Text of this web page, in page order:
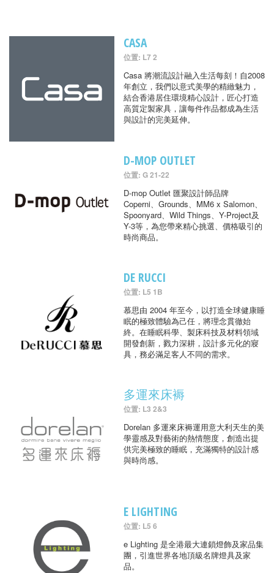
CASA
位置: L7 2
Casa 將潮流設計融入生活每刻！自2008
年創立，我們以意式美學的精緻魅力，
結合香港居住環境精心設計，匠心打造
高質定製家具，讓每件作品都成為生活
與設計的完美延伸。
D-MOP OUTLET
位置: G 21-22
D-mop Outlet 匯聚設計師品牌
Coperni、Grounds、MM6 x Salomon、
Spoonyard、Wild Things、Y-Project及
Y-3等，為您帶來精心挑選、價格吸引的
時尚商品。
DE RUCCI
位置: L5 1B
慕思由 2004 年至今，以打造全球健康睡
眠的極致體驗為己任，將理念貫徹始
終。在睡眠科學、製床科技及材料領域
開發創新，戮力深耕，設計多元化的寢
具，務必滿足客人不同的需求。
多運來床褥
位置: L3 2&3
Dorelan 多運來床褥運用意大利天生的美
學靈感及對藝術的熱情態度，創造出提
供完美極致的睡眠，充滿獨特的設計感
與時尚感。
E LIGHTING
位置: L5 6
e Lighting 是全港最大連鎖燈飾及家品集
團，引進世界各地頂級名牌燈具及家
品。